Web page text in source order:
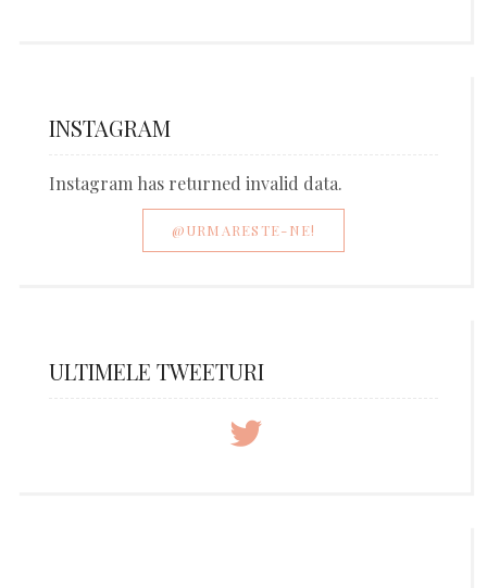
INSTAGRAM
Instagram has returned invalid data.
@URMARESTE-NE!
ULTIMELE TWEETURI